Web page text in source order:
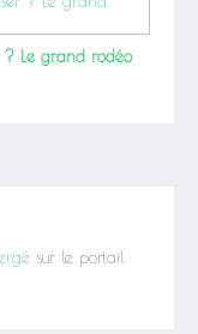
? Le grand rodéo
sur le portail